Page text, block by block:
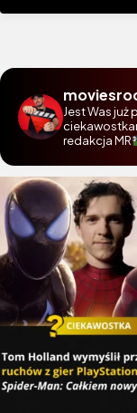
Jest Was
redakcja MR